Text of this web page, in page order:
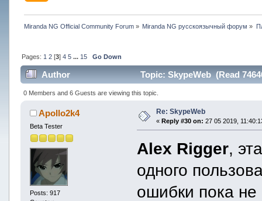
Miranda NG Official Community Forum» Miranda NG русскоязычный форум »
Pages: 1 2[3] 4 5 ... 15 Go Down
Author Topic: SkypeWeb (Read
0 Members and 6 Guests are viewing this topic.
Apollo2k4
Beta Tester
Posts: 917
Re: SkypeWeb
« Reply #30 on: 27 05 2019,
Alex Rigger,
одного
ошибки пока не